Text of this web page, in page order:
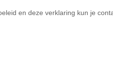
en deze verklaring kun je